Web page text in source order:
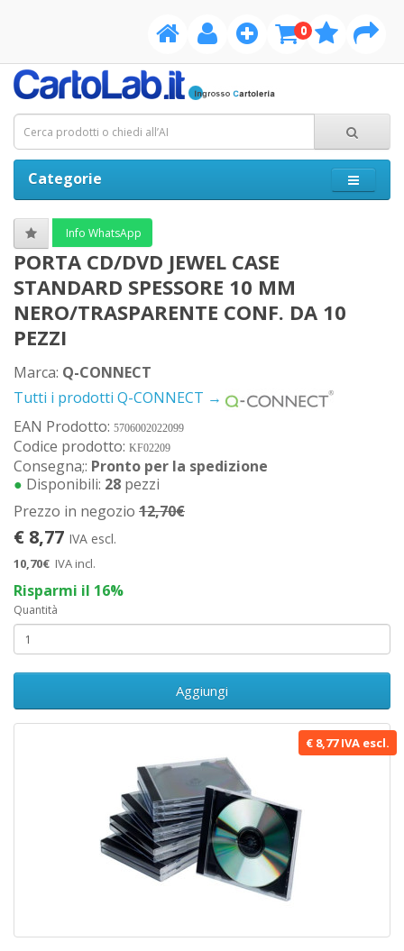
0
Categorie
€ 8,77 IVA escl.
Info WhatsApp
PORTA CD/DVD JEWEL CASE
STANDARD SPESSORE 10 MM
NERO/TRASPARENTE CONF. DA 10
PEZZI
Marca: Q-CONNECT
Tutti i prodotti Q-CONNECT →
EAN Prodotto: 5706002022099
Codice prodotto: KF02209
Consegna;: Pronto per la spedizione
● Disponibili: 28 pezzi
Prezzo in negozio 12,70€
€ 8,77 IVA escl.
10,70€ IVA incl.
Risparmi il 16%
Quantità
Aggiungi